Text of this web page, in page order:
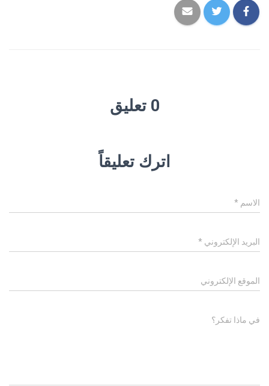
0 تعليق
اترك تعليقاً
الاسم *
البريد الإلكتروني *
الموقع الإلكتروني
في ماذا تفكر؟